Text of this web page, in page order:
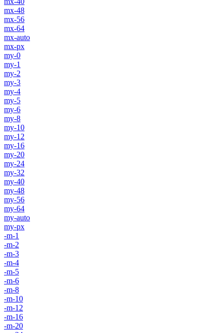
mx-48
mx-56
mx-64
mx-auto
mx-px
my-0
my-1
my-2
my-3
my-4
my-5
my-6
my-8
my-10
my-12
my-16
my-20
my-24
my-32
my-40
my-48
my-56
my-64
my-auto
my-px
-m-1
-m-2
-m-3
-m-4
-m-5
-m-6
-m-8
-m-10
-m-12
-m-16
-m-20